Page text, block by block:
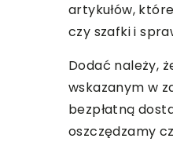
artykułów,
czy szafki i
Dodać należy,
wskazanym w
bezpłatną
oszczędzamy